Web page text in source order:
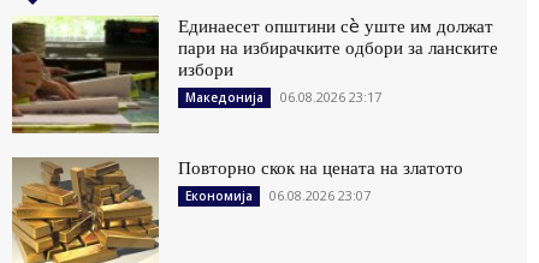
Единаесет општини сè уште им должат
пари на избирачките одбори за ланските
избори
Македонија 06.08.2026 23:17
Повторно скок на цената на златото
Економија 06.08.2026 23:07